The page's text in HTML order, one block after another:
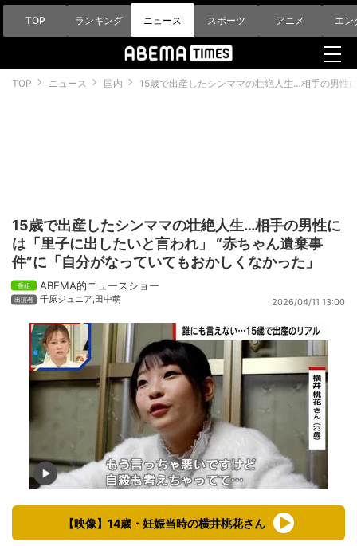
TOP ランキング ニュース スポーツ アニメ エン
TOP ニュース 国内 15歳で出産したシンママの壮絶人生…相手の男性
15歳で出産したシンママの壮絶人生…相手の男性に
は「里子に出したいと言われ」 “赤ちゃん遺棄事
件”に「自分がなっていてもおかしくなかった」
ABEMA的ニュースショー
千原ジュニア,田中萌 2026/04/11 13:00
【映像】14歳・妊娠当時の横井桃花さん